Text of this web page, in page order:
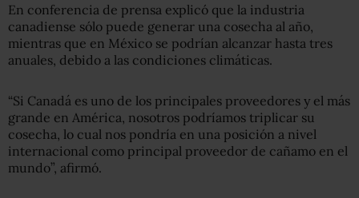
En conferencia de prensa explicó que la industria
canadiense sólo puede generar una cosecha al año,
mientras que en México se podrían alcanzar hasta tres
anuales, debido a las condiciones climáticas.
“Si Canadá es uno de los principales proveedores y el más
grande en América, nosotros podríamos triplicar su
cosecha, lo cual nos pondría en una posición a nivel
internacional como principal proveedor de cañamo en el
mundo”, afirmó.